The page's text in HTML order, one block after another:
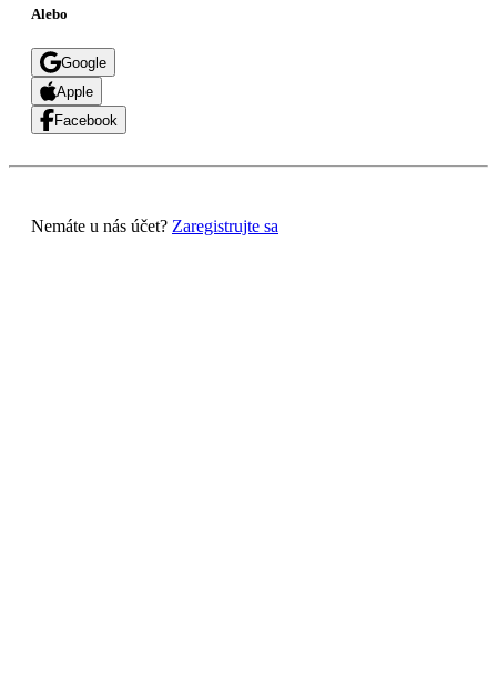
Alebo
Google
Apple
Facebook
Nemáte u nás účet? Zaregistrujte sa